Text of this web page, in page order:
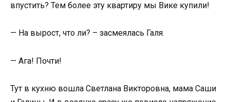
впустить? Тем более эту квартиру мы Вике купили!
— На вырост, что ли? – засмеялась Галя.
— Ага! Почти!
Тут в кухню вошла Светлана Викторовна, мама Саши